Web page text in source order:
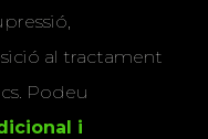
al tractament
Podeu
i